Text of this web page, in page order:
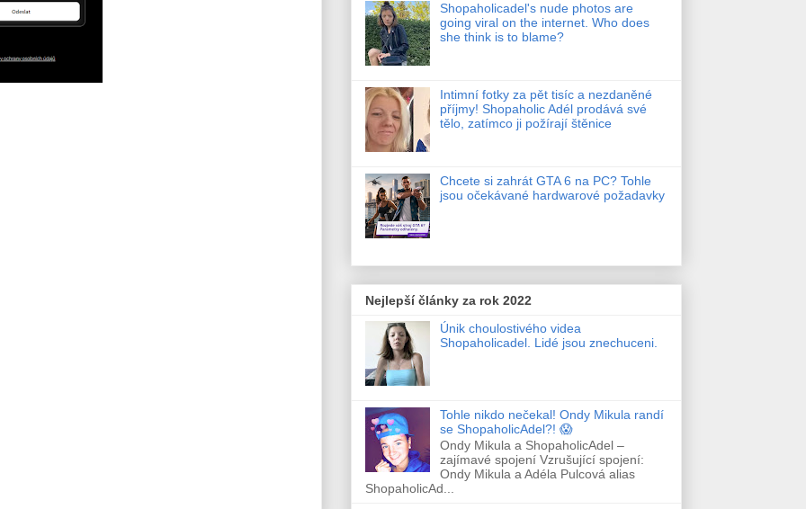
Shopaholicadel's nude photos are
going viral on the internet. Who does
she think is to blame?
Intimní fotky za pět tisíc a nezdaněné
příjmy! Shopaholic Adél prodává své
tělo, zatímco ji požírají štěnice
Chcete si zahrát GTA 6 na PC? Tohle
jsou očekávané hardwarové požadavky
Nejlepší články za rok 2022
Únik choulostivého videa
Shopaholicadel. Lidé jsou znechuceni.
Tohle nikdo nečekal! Ondy Mikula randí
se ShopaholicAdel?! 😱
Ondy Mikula a ShopaholicAdel –
zajímavé spojení Vzrušující spojení:
Ondy Mikula a Adéla Pulcová alias
ShopaholicAd...